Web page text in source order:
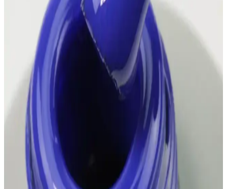
Divorced Diva Makyajı: Duygusal İfade ve Estetik
Görünüm Yaratma Teknikleri
Divorced diva makyajı, kırmızı tonlar ve ışıltılarla duygusal bir ifade
sunar. Siyah eyeliner ve maskara ile dramatik etki yaratır. Bu
makyaj, estetik ve özgün bir görünüm sağlar.
Leopar Tırnak Dövmesi: Moda ve Estetiği Bir
Arada Sunan Pratik Süsleme Çözümü
Leopar tırnak dövmesi, kolay uygulanabilir ve uzun süre
dayanabilen tasarımıyla günlük ve özel günler için ideal şık tırnak
süsleme seçeneğidir.
2024 Yılında En Popüler Saç Boyası Renkleri ve
Trendleri Rehberi
2024'te doğal ve metalik tonlar öne çıkarken, cesur renkler de
trendlerde. Sağlıklı ve kalıcı saç renkleri için öneriler ve bakım